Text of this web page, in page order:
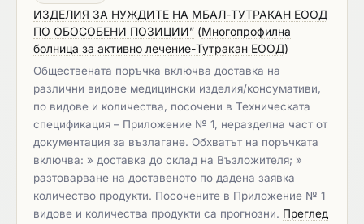
ИЗДЕЛИЯ ЗА НУЖДИТЕ НА МБАЛ-ТУТРАКАН ЕООД
ПО ОБОСОБЕНИ ПОЗИЦИИ” (Многопрофилна
болница за активно лечение-Тутракан ЕООД)
Обществената поръчка включва доставка на
различни видове медицински изделия/консумативи,
по видове и количества, посочени в Техническата
спецификация – Приложение № 1, неразделна част от
документация за възлагане. Обхватът на поръчката
включва: » доставка до склад на Възложителя; »
разтоварване на доставеното по дадена заявка
количество продукти. Посочените в Приложение № 1
видове и количества продукти са прогнозни. Преглед